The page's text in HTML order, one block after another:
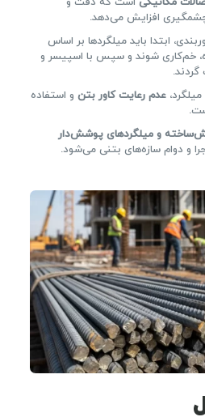
افزایش می‌دهد.
ابتدا باید میلگردها بر اساس
خم‌کاری شوند و سپس با اسپیسر و
گردند.
عدم رعایت کاور بتنو استفاده
و میلگردهای پوشش‌دار
و دوام سازه‌های بتنی می‌شود.